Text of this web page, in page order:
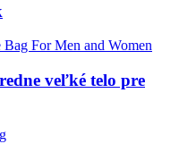
veľké telo pre